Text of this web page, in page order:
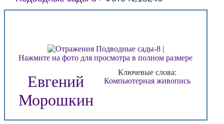
Нажмите на фото для просмотра в полном размере
Евгений
Морошкин
Ключевые слова:
Компьютерная живопись